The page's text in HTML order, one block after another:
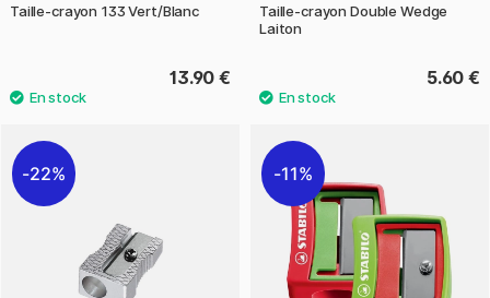
Taille-crayon 133 Vert/Blanc
13.90 €
Taille-crayon Double Wedge
Laiton
5.60 €
22% 11%